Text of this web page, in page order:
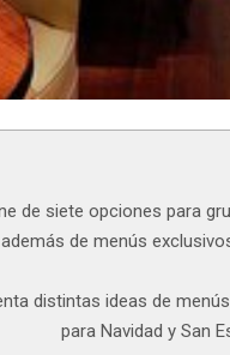
de siete opciones para
de menús
distintas ideas de
para Navidad y San